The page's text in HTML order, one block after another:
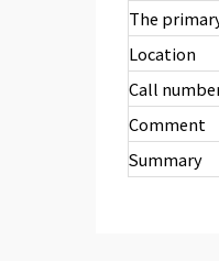
The
Location
Call
Comment
Summary